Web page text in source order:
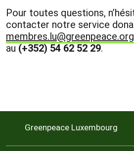
Pour toutes questions,
contacter notre service
membres.lu@greenpeace.org
au (+352) 54 62 52 29.
Greenpeace Luxembourg